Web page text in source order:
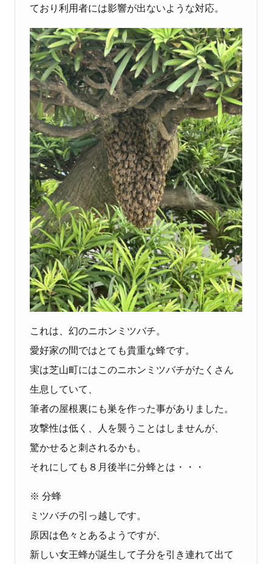
ており利用者には影響が出ないような対応。
これは、幻のニホンミツバチ。
愛好家の間ではとても貴重な蜂です。
実は芝山町にはこのニホンミツバチがたくさん
生息していて、
筆者の屋根裏にも巣を作った事がありました。
攻撃性は低く、人を襲うことはしませんが、
驚かせると刺されるかも。
それにしても８月後半に分蜂とは・・・
※ 分蜂
ミツバチの引っ越しです。
原因は色々とあるようですが、
新しい女王蜂が誕生して子分を引き連れて出て